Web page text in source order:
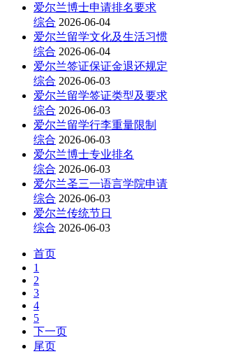
爱尔兰博士申请排名要求
综合 2026-06-04
爱尔兰留学文化及生活习惯
综合 2026-06-04
爱尔兰签证保证金退还规定
综合 2026-06-03
爱尔兰留学签证类型及要求
综合 2026-06-03
爱尔兰留学行李重量限制
综合 2026-06-03
爱尔兰博士专业排名
综合 2026-06-03
爱尔兰圣三一语言学院申请
综合 2026-06-03
爱尔兰传统节日
综合 2026-06-03
首页
1
2
3
4
5
下一页
尾页